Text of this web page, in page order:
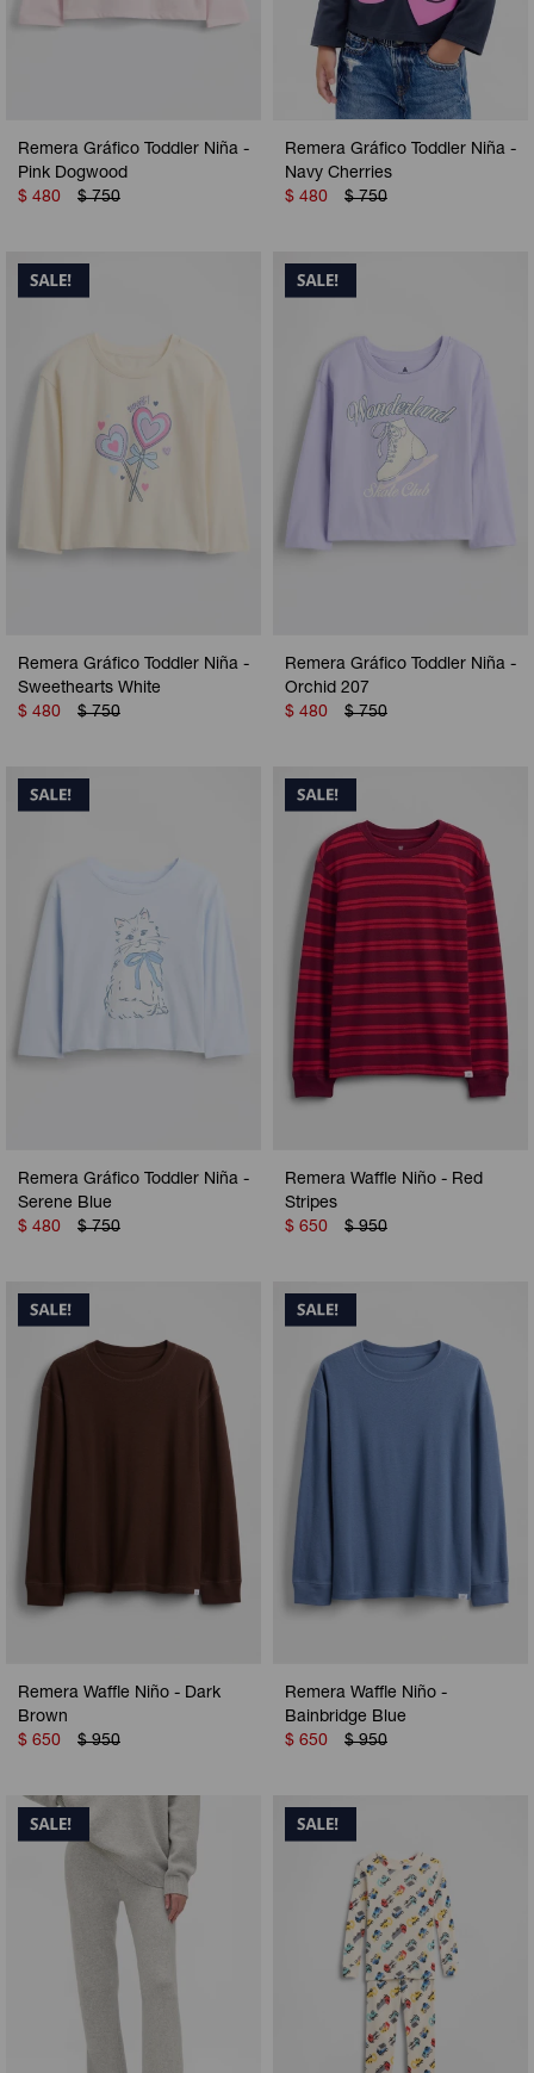
Remera Gráfico Toddler Niña -
Pink Dogwood
$ 480 $ 750
Remera Gráfico Toddler Niña -
Navy Cherries
$ 480 $ 750
Remera Gráfico Toddler Niña -
Sweethearts White
$ 480 $ 750
Remera Gráfico Toddler Niña -
Orchid 207
$ 480 $ 750
Remera Gráfico Toddler Niña -
Serene Blue
$ 480 $ 750
Remera Waffle Niño - Red
Stripes
$ 650 $ 950
Remera Waffle Niño - Dark
Brown
$ 650 $ 950
Remera Waffle Niño -
Bainbridge Blue
$ 650 $ 950